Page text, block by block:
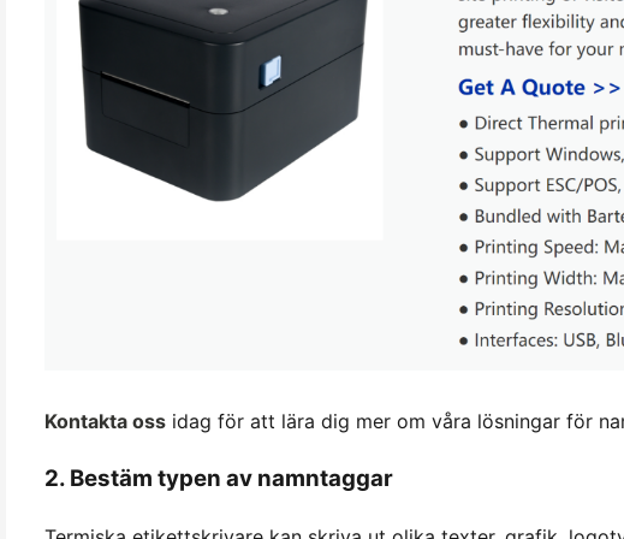
Kontakta oss idag för att lära dig mer om våra lösningar för
2. Bestäm typen av namntaggar